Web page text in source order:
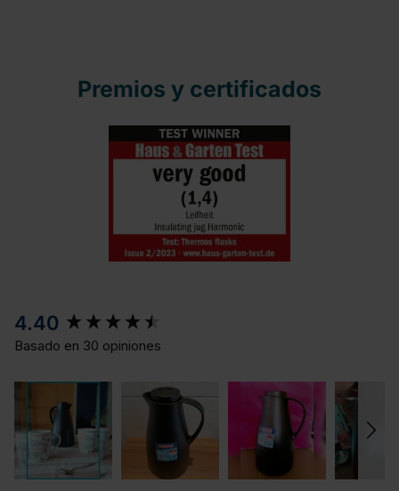
Premios y certificados
4.40
Basado en 30 opiniones
New content loaded